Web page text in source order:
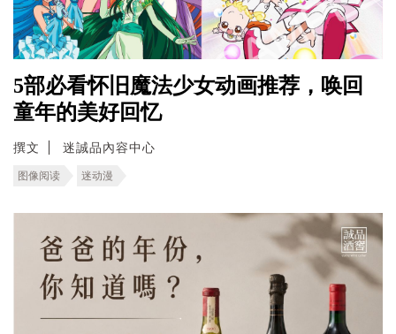
5部必看怀旧魔法少女动画推荐，唤回
童年的美好回忆
撰文 迷誠品內容中心
图像阅读 迷动漫